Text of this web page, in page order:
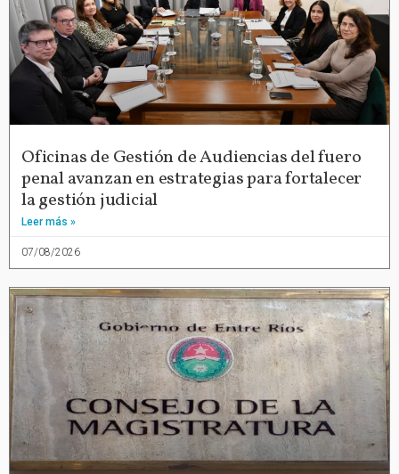
Oficinas de Gestión de Audiencias del fuero
penal avanzan en estrategias para fortalecer
la gestión judicial
Leer más »
07/08/2026